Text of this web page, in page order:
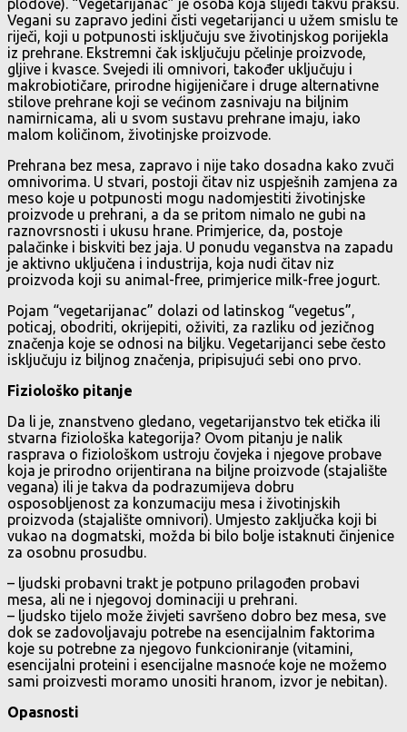
plodove). “Vegetarijanac” je osoba koja slijedi takvu praksu.
Vegani su zapravo jedini čisti vegetarijanci u užem smislu te
riječi, koji u potpunosti isključuju sve životinjskog porijekla
iz prehrane. Ekstremni čak isključuju pčelinje proizvode,
gljive i kvasce. Svejedi ili omnivori, također uključuju i
makrobiotičare, prirodne higijeničare i druge alternativne
stilove prehrane koji se većinom zasnivaju na biljnim
namirnicama, ali u svom sustavu prehrane imaju, iako
malom količinom, životinjske proizvode.
Prehrana bez mesa, zapravo i nije tako dosadna kako zvuči
omnivorima. U stvari, postoji čitav niz uspješnih zamjena za
meso koje u potpunosti mogu nadomjestiti životinjske
proizvode u prehrani, a da se pritom nimalo ne gubi na
raznovrsnosti i ukusu hrane. Primjerice, da, postoje
palačinke i biskviti bez jaja. U ponudu veganstva na zapadu
je aktivno uključena i industrija, koja nudi čitav niz
proizvoda koji su animal-free, primjerice milk-free jogurt.
Pojam “vegetarijanac” dolazi od latinskog “vegetus”,
poticaj, obodriti, okrijepiti, oživiti, za razliku od jezičnog
značenja koje se odnosi na biljku. Vegetarijanci sebe često
isključuju iz biljnog značenja, pripisujući sebi ono prvo.
Fiziološko pitanje
Da li je, znanstveno gledano, vegetarijanstvo tek etička ili
stvarna fiziološka kategorija? Ovom pitanju je nalik
rasprava o fiziološkom ustroju čovjeka i njegove probave
koja je prirodno orijentirana na biljne proizvode (stajalište
vegana) ili je takva da podrazumijeva dobru
osposobljenost za konzumaciju mesa i životinjskih
proizvoda (stajalište omnivori). Umjesto zaključka koji bi
vukao na dogmatski, možda bi bilo bolje istaknuti činjenice
za osobnu prosudbu.
– ljudski probavni trakt je potpuno prilagođen probavi
mesa, ali ne i njegovoj dominaciji u prehrani.
– ljudsko tijelo može živjeti savršeno dobro bez mesa, sve
dok se zadovoljavaju potrebe na esencijalnim faktorima
koje su potrebne za njegovo funkcioniranje (vitamini,
esencijalni proteini i esencijalne masnoće koje ne možemo
sami proizvesti moramo unositi hranom, izvor je nebitan).
Opasnosti